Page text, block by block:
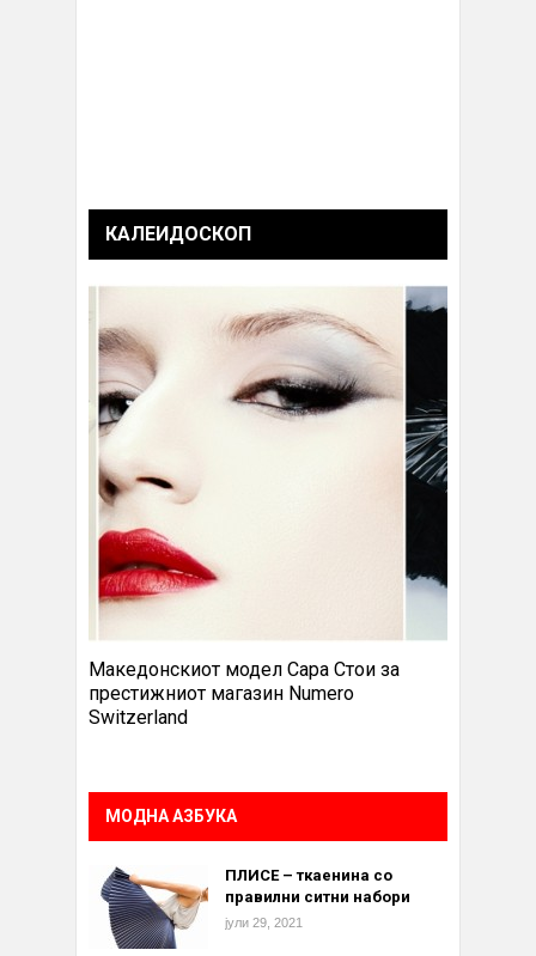
КАЛЕИДОСКОП
Македонскиот модел Сара Стои за
престижниот магазин Numero
Switzerland
МОДНА АЗБУКА
ПЛИСЕ – ткаенина со
правилни ситни набори
јули 29, 2021